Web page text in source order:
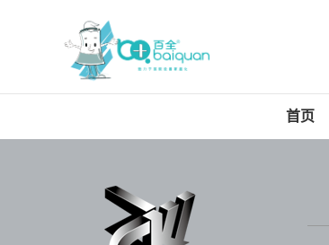
首页